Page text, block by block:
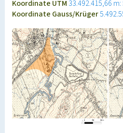
Koordinate UTM 33.492.415,66
Koordinate Gauss/Krüger